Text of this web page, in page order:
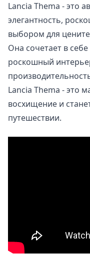
Lancia Thema - это
элегантность,
выбором для
Она сочетает в
роскошный
Lancia Thema - это
восхищение и
путешествии.